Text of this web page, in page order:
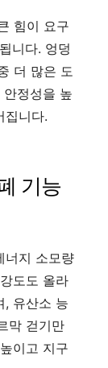
힘이 요구
니다. 엉덩
더 많은 도
정성을 높
집니다.
기능
너지 소모량
도도 올라
, 유산소 능
막 걷기만
이고 지구